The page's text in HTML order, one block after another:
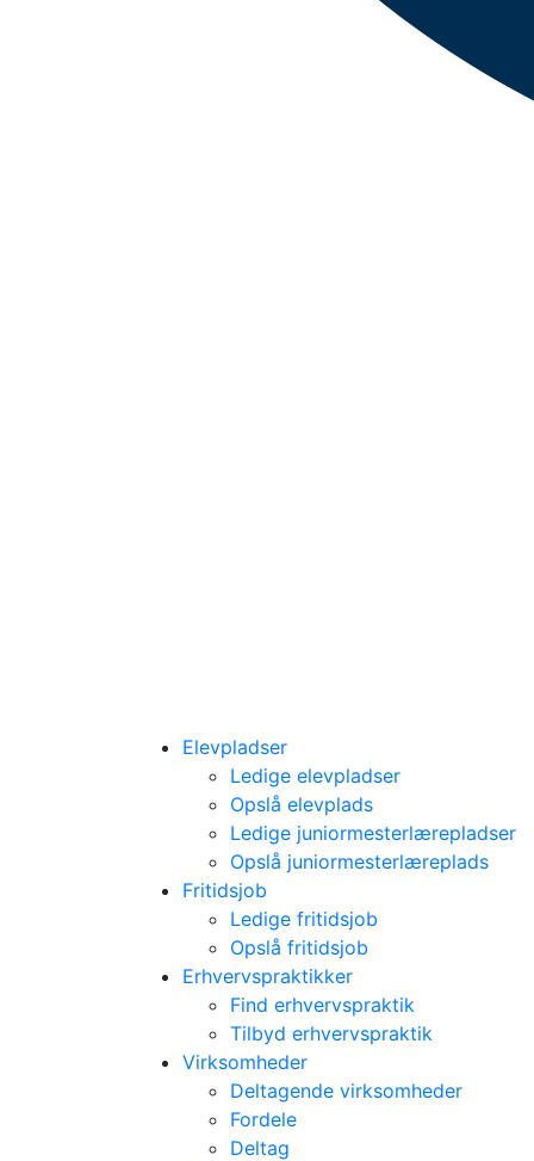
Elevpladser
Ledige elevpladser
Opslå elevplads
Ledige juniormesterlærepladser
Opslå juniormesterlæreplads
Fritidsjob
Ledige fritidsjob
Opslå fritidsjob
Erhvervspraktikker
Find erhvervspraktik
Tilbyd erhvervspraktik
Virksomheder
Deltagende virksomheder
Fordele
Deltag